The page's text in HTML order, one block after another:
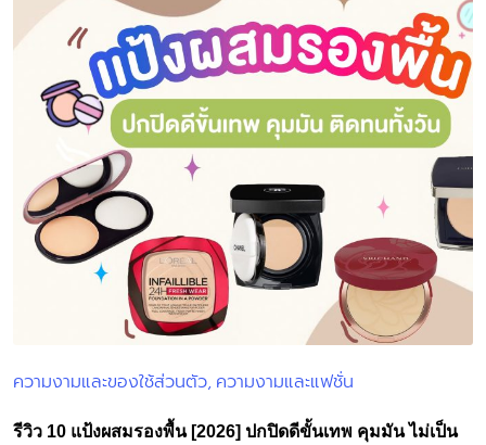
Posted
ความงามและของใช้ส่วนตัว ความงามและแฟชั่น
รีวิว 10 แป้งผสมรองพื้น [2026] ปกปิดดีขั้นเทพ คุมมัน ไม่เป็น